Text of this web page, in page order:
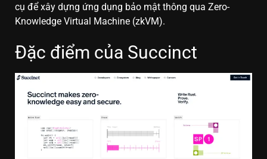
cụ để xây dựng ứng dụng bảo mật thông qua Zero-
Knowledge Virtual Machine (zkVM).
Đặc điểm của Succinct